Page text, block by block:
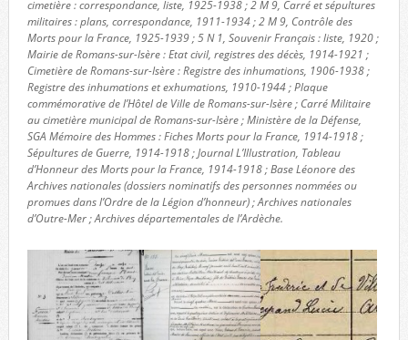
cimetière : correspondance, liste, 1925-1938 ; 2 M 9, Carré et sépultures
militaires : plans, correspondance, 1911-1934 ; 2 M 9, Contrôle des
Morts pour la France, 1925-1939 ; 5 N 1, Souvenir Français : liste, 1920 ;
Mairie de Romans-sur-Isère : Etat civil, registres des décès, 1914-1921 ;
Cimetière de Romans-sur-Isère : Registre des inhumations, 1906-1938 ;
Registre des inhumations et exhumations, 1910-1944 ; Plaque
commémorative de l’Hôtel de Ville de Romans-sur-Isère ; Carré Militaire
au cimetière municipal de Romans-sur-Isère ; Ministère de la Défense,
SGA Mémoire des Hommes : Fiches Morts pour la France, 1914-1918 ;
Sépultures de Guerre, 1914-1918 ; Journal L’Illustration, Tableau
d’Honneur des Morts pour la France, 1914-1918 ; Base Léonore des
Archives nationales (dossiers nominatifs des personnes nommées ou
promues dans l’Ordre de la Légion d’honneur) ; Archives nationales
d’Outre-Mer ; Archives départementales de l’Ardèche.